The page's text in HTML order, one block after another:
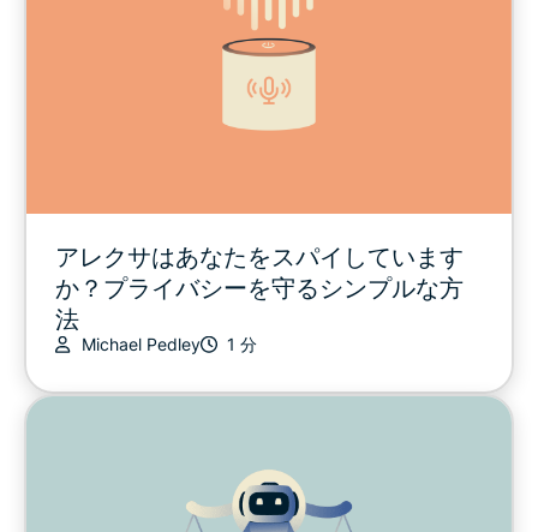
アレクサはあなたをスパイしています
か？プライバシーを守るシンプルな方
法
Michael Pedley 1 分